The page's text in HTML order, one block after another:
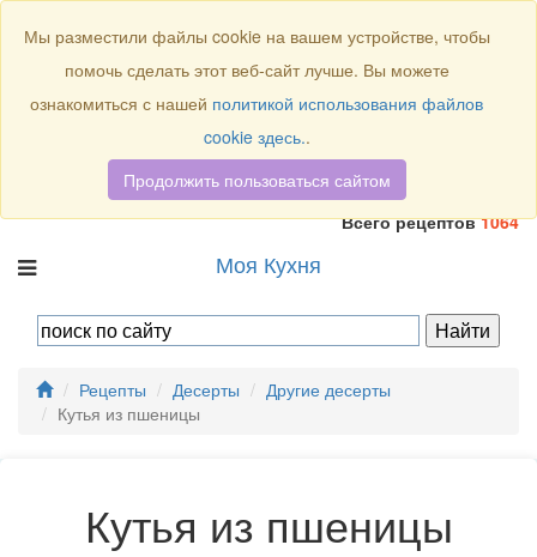
Всего рецептов1064
Моя Кухня
Рецепты Десерты
Другие десерты
Кутья из пшеницы
Кутья из пшеницы
Мы разместили файлы cookie на вашем устройстве, чтобы
помочь сделать этот веб-сайт лучше. Вы можете
ознакомиться с нашей политикой использования файлов
cookie здесь..
Продолжить пользоваться сайтом